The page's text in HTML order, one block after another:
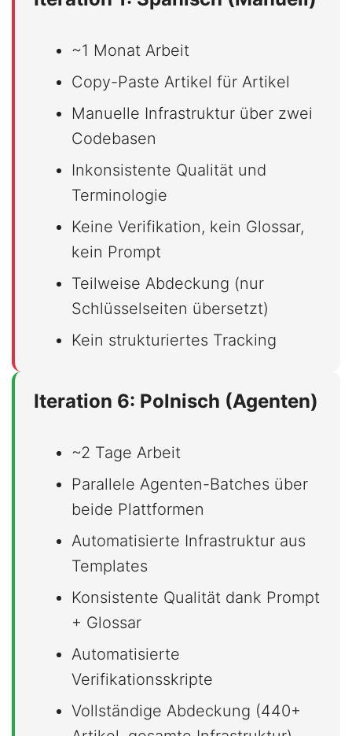
~1 Monat Arbeit
Copy-Paste Artikel für Artikel
Manuelle Infrastruktur über zwei
Codebasen
Inkonsistente Qualität und
Terminologie
Keine Verifikation, kein Glossar,
kein Prompt
Teilweise Abdeckung (nur
Schlüsselseiten übersetzt)
Kein strukturiertes Tracking
Iteration 6: Polnisch (Agenten)
~2 Tage Arbeit
Parallele Agenten-Batches über
beide Plattformen
Automatisierte Infrastruktur aus
Templates
Konsistente Qualität dank Prompt
+ Glossar
Automatisierte
Verifikationsskripte
Vollständige Abdeckung (440+